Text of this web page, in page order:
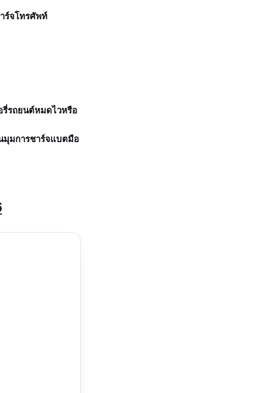
ร์จโทรศัพท์
รถยนต์หมดไวหรือ
มุมการชาร์จแบตมือ